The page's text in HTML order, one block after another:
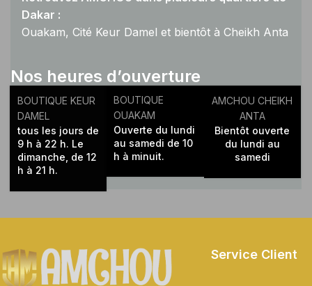
Dakar :
Ouakam, Cité Keur Damel et bientôt à Cheikh Anta
Nos heures d’ouverture
BOUTIQUE KEUR
DAMEL
tous les jours de
9 h à 22 h. Le
dimanche, de 12
h à 21 h.
BOUTIQUE
OUAKAM
Ouverte du lundi
au samedi de 10
h à minuit.
AMCHOU CHEIKH
ANTA
Bientôt ouverte
du lundi au
samedi
Service Client